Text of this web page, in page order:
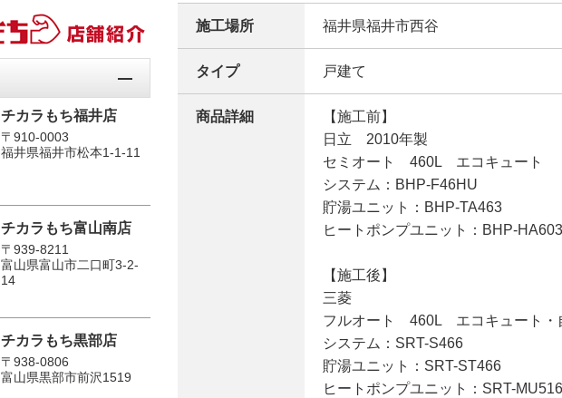
施工場所 福井県福井市西谷
タイプ 戸建て
商品詳細
【施工前】
日立 2010年製
セミオート 460L エコキュート
システム：BHP-F46HU
貯湯ユニット：BHP-TA463
ヒートポンプユニット：BHP-HA603
【施工後】
三菱
フルオート 460L エコキュート・
システム：SRT-S466
貯湯ユニット：SRT-ST466
ヒートポンプユニット：SRT-
チカラもち福井店
〒910-0003
福井県福井市松本1‐1-11
チカラもち富山南店
〒939-8211
富山県富山市二口町3-2-
14
チカラもち黒部店
〒938-0806
富山県黒部市前沢1519